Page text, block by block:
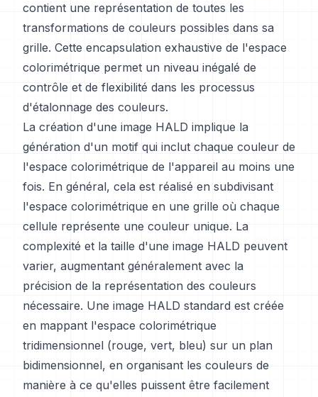
contient une représentation de toutes les
transformations de couleurs possibles dans sa
grille. Cette encapsulation exhaustive de l'espace
colorimétrique permet un niveau inégalé de
contrôle et de flexibilité dans les processus
d'étalonnage des couleurs.
La création d'une image HALD implique la
génération d'un motif qui inclut chaque couleur de
l'espace colorimétrique de l'appareil au moins une
fois. En général, cela est réalisé en subdivisant
l'espace colorimétrique en une grille où chaque
cellule représente une couleur unique. La
complexité et la taille d'une image HALD peuvent
varier, augmentant généralement avec la
précision de la représentation des couleurs
nécessaire. Une image HALD standard est créée
en mappant l'espace colorimétrique
tridimensionnel (rouge, vert, bleu) sur un plan
bidimensionnel, en organisant les couleurs de
manière à ce qu'elles puissent être facilement